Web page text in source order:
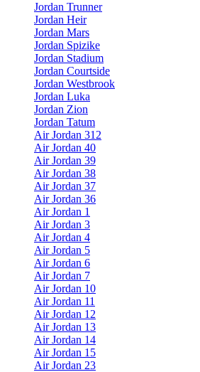
Jordan Trunner
Jordan Heir
Jordan Mars
Jordan Spizike
Jordan Stadium
Jordan Courtside
Jordan Westbrook
Jordan Luka
Jordan Zion
Jordan Tatum
Air Jordan 312
Air Jordan 40
Air Jordan 39
Air Jordan 38
Air Jordan 37
Air Jordan 36
Air Jordan 1
Air Jordan 3
Air Jordan 4
Air Jordan 5
Air Jordan 6
Air Jordan 7
Air Jordan 10
Air Jordan 11
Air Jordan 12
Air Jordan 13
Air Jordan 14
Air Jordan 15
Air Jordan 23